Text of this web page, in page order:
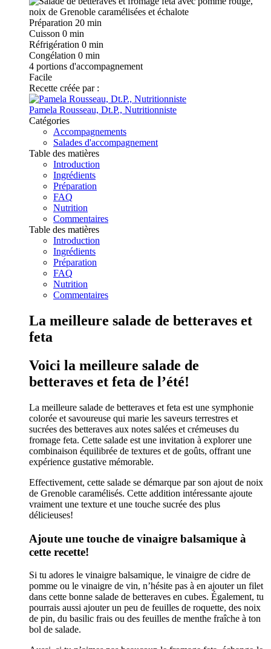
Préparation 20 min
Cuisson 0 min
Réfrigération 0 min
Congélation 0 min
4 portions d'accompagnement
Facile
Recette créée par :
Pamela Rousseau, Dt.P., Nutritionniste
Catégories
Accompagnements
Salades d'accompagnement
Table des matières
Introduction
Ingrédients
Préparation
FAQ
Nutrition
Commentaires
Table des matières
Introduction
Ingrédients
Préparation
FAQ
Nutrition
Commentaires
La meilleure salade de betteraves et
feta
Voici la meilleure salade de
betteraves et feta de l’été!
La meilleure salade de betteraves et feta est une symphonie
colorée et savoureuse qui marie les saveurs terrestres et
sucrées des betteraves aux notes salées et crémeuses du
fromage feta. Cette salade est une invitation à explorer une
combinaison équilibrée de textures et de goûts, offrant une
expérience gustative mémorable.
Effectivement, cette salade se démarque par son ajout de noix
de Grenoble caramélisés. Cette addition intéressante ajoute
vraiment une texture et une touche sucrée des plus
délicieuses!
Ajoute une touche de vinaigre balsamique à
cette recette!
Si tu adores le vinaigre balsamique, le vinaigre de cidre de
pomme ou le vinaigre de vin, n’hésite pas à en ajouter un filet
dans cette bonne salade de betteraves en cubes. Également, tu
pourrais aussi ajouter un peu de feuilles de roquette, des noix
de pin, du basilic frais ou des feuilles de menthe fraîche à ton
bol de salade.